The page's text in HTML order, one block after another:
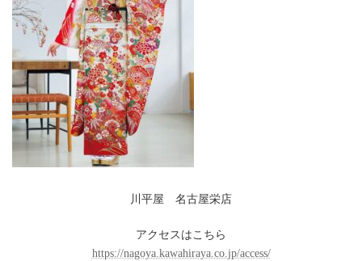
川平屋 名古屋栄店
アクセスはこちら
https://nagoya.kawahiraya.co.jp/access/